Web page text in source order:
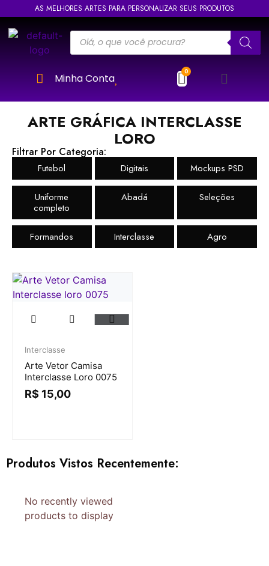
AS MELHORES ARTES PARA PERSONALIZAR SEUS PRODUTOS
Minha Conta
ARTE GRÁFICA INTERCLASSE
LORO
Filtrar Por Categoria:
Futebol Digitais Mockups PSD
Uniforme
completo
Abadá Seleções
Formandos Interclasse Agro
Interclasse
Arte Vetor Camisa
Interclasse Loro 0075
R$ 15,00
Produtos Vistos Recentemente:
No recently viewed
products to display